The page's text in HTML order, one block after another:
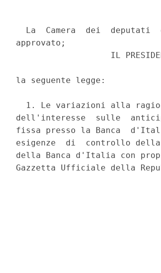
La  Camera  dei  deputati
approvato;
IL
la seguente legge:
1. Le variazioni alla
dell'interesse  sulle
fissa presso la Banca
esigenze  di  controllo
della Banca d'Italia con